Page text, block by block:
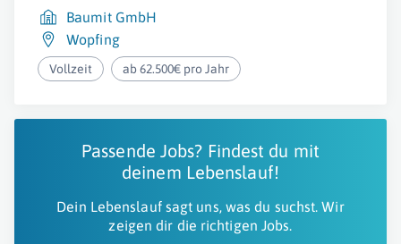
Baumit GmbH
Wopfing
Vollzeit ab 62.500€ pro Jahr
Passende Jobs? Findest du mit
deinem Lebenslauf!
Dein Lebenslauf sagt uns, was du suchst. Wir
zeigen dir die richtigen Jobs.